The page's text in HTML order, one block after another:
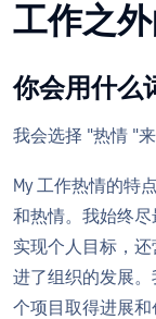
工作之
你会用什么
我会选择 "热情 "
My 工作热情的特
和热情。我始终
实现个人目标，
进了组织的发展
个项目取得进展和